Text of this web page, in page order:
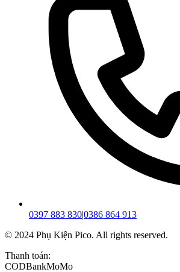
0397 883 830|0386 864 913
© 2024 Phụ Kiện Pico. All rights reserved.
Thanh toán:
CODBankMoMo